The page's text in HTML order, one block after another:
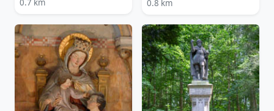
0.7 km
0.8 km